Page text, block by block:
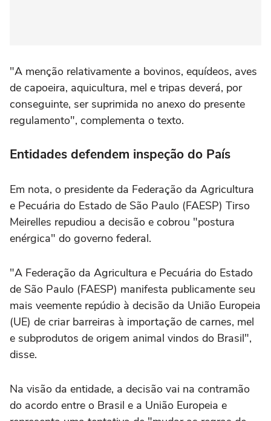
"A menção relativamente a bovinos, equídeos, aves
de capoeira, aquicultura, mel e tripas deverá, por
conseguinte, ser suprimida no anexo do presente
regulamento", complementa o texto.
Entidades defendem inspeção do País
Em nota, o presidente da Federação da Agricultura
e Pecuária do Estado de São Paulo (FAESP) Tirso
Meirelles repudiou a decisão e cobrou "postura
enérgica" do governo federal.
"A Federação da Agricultura e Pecuária do Estado
de São Paulo (FAESP) manifesta publicamente seu
mais veemente repúdio à decisão da União Europeia
(UE) de criar barreiras à importação de carnes, mel
e subprodutos de origem animal vindos do Brasil",
disse.
Na visão da entidade, a decisão vai na contramão
do acordo entre o Brasil e a União Europeia e